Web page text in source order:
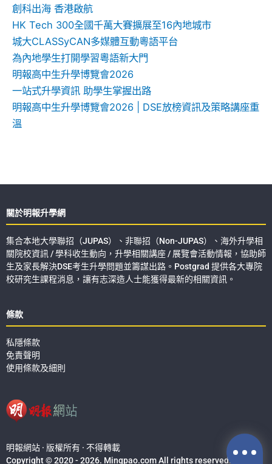
創科出海 香港啟航
HK Tech 300全國千萬大賽擴展至16內地城市
城大CLASSyCAN多媒體互動粵語平台
為內地學生打開學習粵語新大門
明報高中生升學博覽會2026
一站式升學資訊 助學生掌握出路
明報高中生升學博覽會2026 | DSE放榜資訊及策略講座重
溫
關於明報升學網
集合本地大學聯招（JUPAS）、非聯招（Non-JUPAS）、海外升學相
關院校資訊 / 學科收生動向，升學相關講座 / 展覽會活動情報，協助師
生及家長解決DSE考生升學問題並籌謀出路。Postgrad 提供各大專院
校研究生課程消息，讓有志深造人士能獲得最新的相關資訊。
條款
私隱條款
免責聲明
使用條款及細則
明報網站 · 版權所有 · 不得轉載
Copyright © 2020 - 2026. Mingpao.com All rights reserved.